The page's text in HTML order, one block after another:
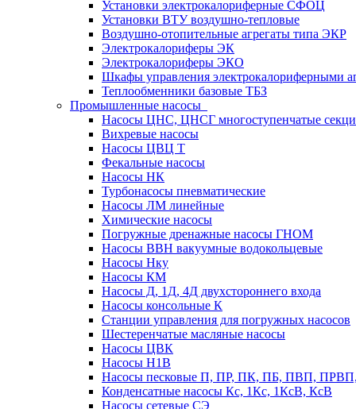
Установки электрокалориферные СФОЦ
Установки ВТУ воздушно-тепловые
Воздушно-отопительные агрегаты типа ЭКР
Электрокалориферы ЭК
Электрокалориферы ЭКО
Шкафы управления электрокалориферными
Теплообменники базовые ТБЗ
Промышленные насосы
Насосы ЦНС, ЦНСГ многоступенчатые
Вихревые насосы
Насосы ЦВЦ Т
Фекальные насосы
Насосы НК
Турбонасосы пневматические
Насосы ЛМ линейные
Химические насосы
Погружные дренажные насосы ГНОМ
Насосы ВВН вакуумные водокольцевые
Насосы Нку
Насосы КМ
Насосы Д, 1Д, 4Д двухстороннего входа
Насосы консольные К
Станции управления для погружных насосов
Шестеренчатые масляные насосы
Насосы ЦВК
Насосы Н1В
Насосы песковые П, ПР, ПК, ПБ, ПВП,
Конденсатные насосы Кс, 1Кс, 1КсВ, КсВ
Насосы сетевые СЭ